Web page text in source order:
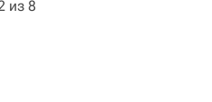
из 8